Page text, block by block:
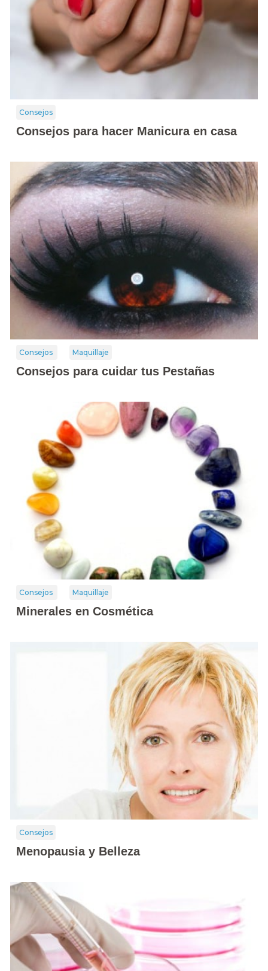
Consejos
Consejos para hacer Manicura en casa
Consejos Maquillaje
Consejos para cuidar tus Pestañas
Consejos Maquillaje
Minerales en Cosmética
Consejos
Menopausia y Belleza